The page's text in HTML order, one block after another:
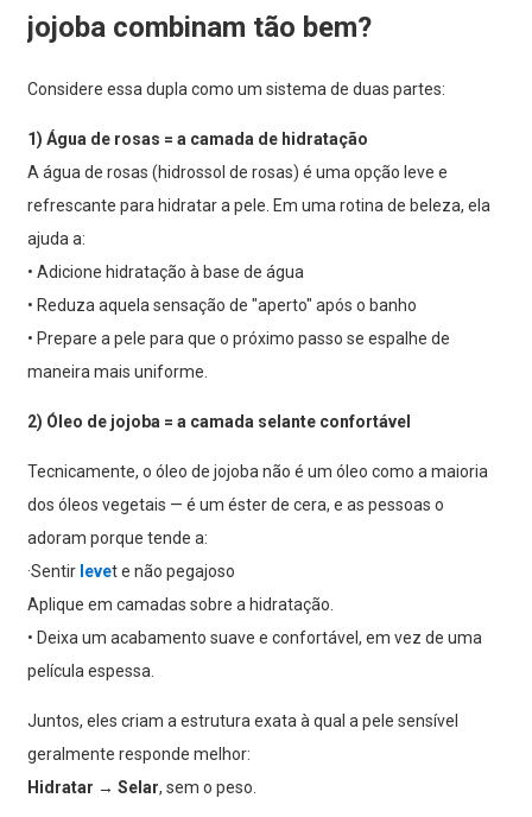
jojoba combinam tão bem?
Considere essa dupla como um sistema de duas partes:
1) Água de rosas = a camada de hidratação
A água de rosas (hidrossol de rosas) é uma opção leve e
refrescante para hidratar a pele. Em uma rotina de beleza, ela
ajuda a:
• Adicione hidratação à base de água
• Reduza aquela sensação de "aperto" após o banho
• Prepare a pele para que o próximo passo se espalhe de
maneira mais uniforme.
2) Óleo de jojoba = a camada selante confortável
Tecnicamente, o óleo de jojoba não é um óleo como a maioria
dos óleos vegetais — é um éster de cera, e as pessoas o
adoram porque tende a:
·Sentir levet e não pegajoso
Aplique em camadas sobre a hidratação.
• Deixa um acabamento suave e confortável, em vez de uma
película espessa.
Juntos, eles criam a estrutura exata à qual a pele sensível
geralmente responde melhor:
Hidratar → Selar, sem o peso.